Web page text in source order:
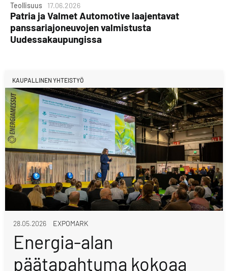
Teollisuus 17.06.2026
Patria ja Valmet Automotive laajentavat
panssariajoneuvojen valmistusta
Uudessakaupungissa
KAUPALLINEN YHTEISTYÖ
28.05.2026 EXPOMARK
Energia-alan
päätapahtuma kokoaa